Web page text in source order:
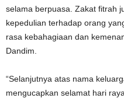
selama berpuasa. Zakat fitrah
kepedulian terhadap orang
rasa kebahagiaan dan
Dandim.
“Selanjutnya atas nama
mengucapkan selamat hari